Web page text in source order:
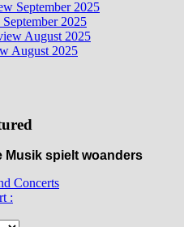
2025
August 2025
Musik spielt woanders
: